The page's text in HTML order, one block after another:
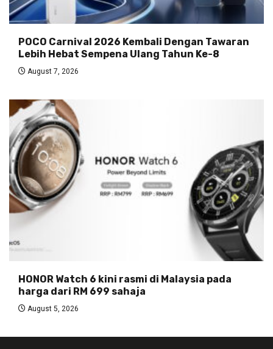
POCO Carnival 2026 Kembali Dengan Tawaran
Lebih Hebat Sempena Ulang Tahun Ke-8
August 7, 2026
HONOR Watch 6 kini rasmi di Malaysia pada
harga dari RM 699 sahaja
August 5, 2026